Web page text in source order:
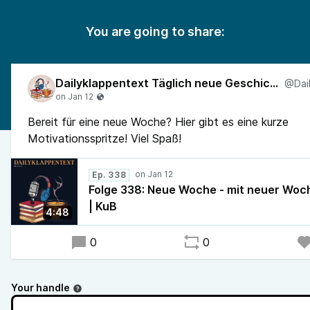
You are going to share:
Dailyklappentext Täglich neue Geschichten!
Bereit für eine neue Woche? Hier gibt es eine kurze
Motivationsspritze! Viel Spaß!
4:48
Ep. 338
Folge 338: Neue Woche - mit neuer
| KuB
0 0
Your handle